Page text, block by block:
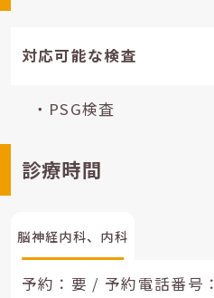
対応可能な検査
・PSG検査
診療時間
脳神経内科、内科
予約：要 / 予約電話番号：